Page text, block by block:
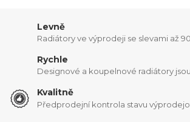
Levně
Radiátory ve výprodeji se slevami až
Rychle
Designové a koupelnové radiátory
Kvalitně
Předprodejní kontrola stavu